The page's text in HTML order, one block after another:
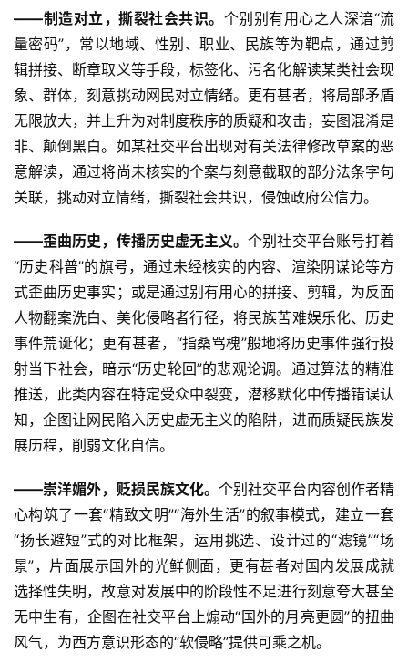
——制造对立，撕裂社会共识。 个别别有用心之人深谙“流
量密码”，常以地域、性别、职业、民族等为靶点，通过剪
辑拼接、断章取义等手段，标签化、污名化解读某类社会现
象、群体，刻意挑动网民对立情绪。更有甚者，将局部矛盾
无限放大，并上升为对制度秩序的质疑和攻击，妄图混淆是
非、颠倒黑白。如某社交平台出现对有关法律修改草案的恶
意解读，通过将尚未核实的个案与刻意截取的部分法条字句
关联，挑动对立情绪，撕裂社会共识，侵蚀政府公信力。
——歪曲历史，传播历史虚无主义。个别社交平台账号打着
“历史科普”的旗号，通过未经核实的内容、渲染阴谋论等方
式歪曲历史事实；或是通过别有用心的拼接、剪辑，为反面
人物翻案洗白、美化侵略者行径，将民族苦难娱乐化、历史
事件荒诞化；更有甚者，“指桑骂槐”般地将历史事件强行投
射当下社会，暗示“历史轮回”的悲观论调。通过算法的精准
推送，此类内容在特定受众中裂变，潜移默化中传播错误认
知，企图让网民陷入历史虚无主义的陷阱，进而质疑民族发
展历程，削弱文化自信。
——崇洋媚外，贬损民族文化。个别社交平台内容创作者精
心构筑了一套“精致文明”“海外生活”的叙事模式，建立一套
“扬长避短”式的对比框架，运用挑选、设计过的“滤镜”“场
景”，片面展示国外的光鲜侧面，更有甚者对国内发展成就
选择性失明，故意对发展中的阶段性不足进行刻意夸大甚至
无中生有，企图在社交平台上煽动“国外的月亮更圆”的扭曲
风气，为西方意识形态的“软侵略”提供可乘之机。